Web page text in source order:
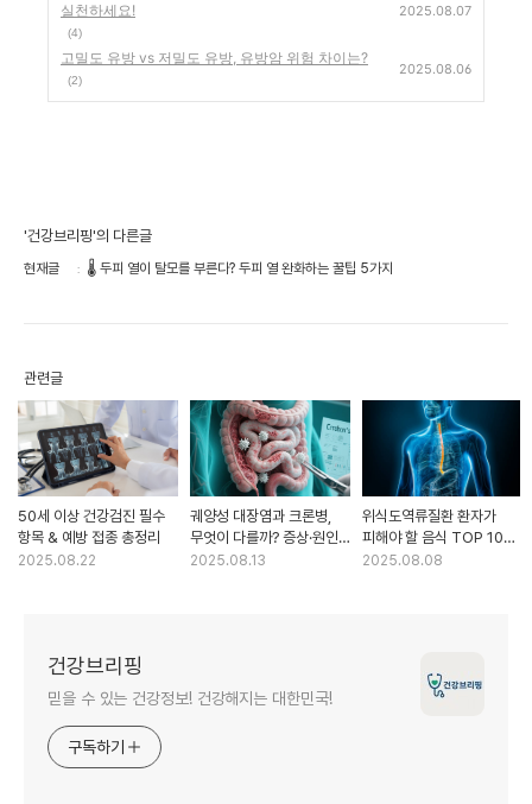
실천하세요!
(4)
2025.08.07
고밀도 유방 vs 저밀도 유방, 유방암 위험 차이는?
(2)
2025.08.06
'건강브리핑'의 다른글
현재글 🌡 두피 열이 탈모를 부른다? 두피 열 완화하는 꿀팁 5가지
관련글
50세 이상 건강검진 필수
항목 & 예방 접종 총정리
2025.08.22
궤양성 대장염과 크론병,
무엇이 다를까? 증상·원인·
치료 비교
2025.08.13
위식도역류질환 환자가
피해야 할 음식 TOP 10
(과학적 근거 포함)
2025.08.08
건강브리핑
믿을 수 있는 건강정보! 건강해지는 대한민국!
구독하기